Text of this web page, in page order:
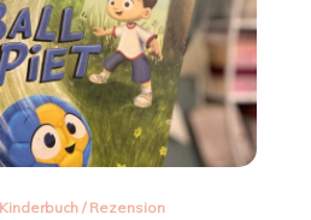
Kinderbuch / Rezension